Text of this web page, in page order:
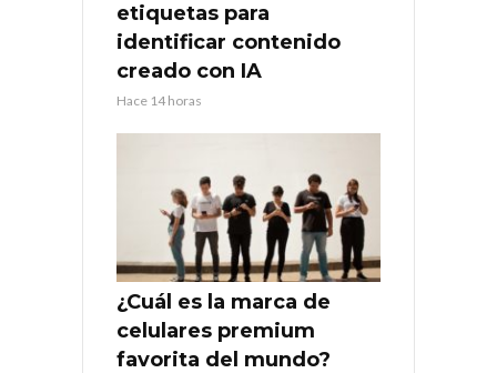
etiquetas para
identificar contenido
creado con IA
Hace 14 horas
¿Cuál es la marca de
celulares premium
favorita del mundo?